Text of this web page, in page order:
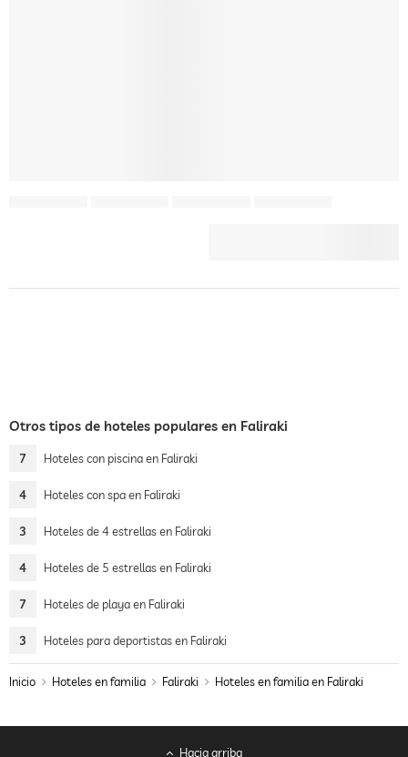
Otros tipos de hoteles populares en Faliraki
7 Hoteles con piscina en Faliraki
4 Hoteles con spa en Faliraki
3 Hoteles de 4 estrellas en Faliraki
4 Hoteles de 5 estrellas en Faliraki
7 Hoteles de playa en Faliraki
3 Hoteles para deportistas en Faliraki
Inicio Hoteles en familia Faliraki Hoteles en familia en Faliraki
Hacia arriba